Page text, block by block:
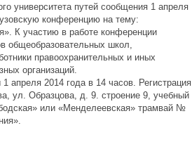
университета путей сообщения 1 апреля
конференцию на тему:
К участию в работе конференции
общеобразовательных школ,
правоохранительных и иных
организаций.
апреля 2014 года в 14 часов. Регистрация
ул. Образцова, д. 9. строение 9, учебный
или «Менделеевская» трамвай №